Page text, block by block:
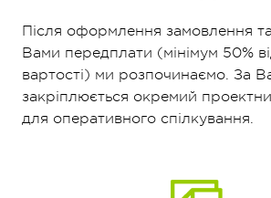
Після оформлення замовлення
Вами передплати (мінімум 50%
вартості) ми розпочинаємо. За
закріплюється окремий
для оперативного спілкування.